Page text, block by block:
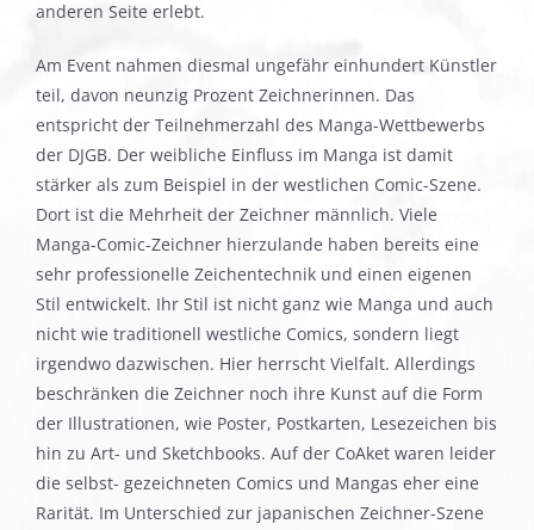
anderen Seite erlebt.
Am Event nahmen diesmal ungefähr einhundert Künstler
teil, davon neunzig Prozent Zeichnerinnen. Das
entspricht der Teilnehmerzahl des Manga-Wettbewerbs
der DJGB. Der weibliche Einfluss im Manga ist damit
stärker als zum Beispiel in der westlichen Comic-Szene.
Dort ist die Mehrheit der Zeichner männlich. Viele
Manga-Comic-Zeichner hierzulande haben bereits eine
sehr professionelle Zeichentechnik und einen eigenen
Stil entwickelt. Ihr Stil ist nicht ganz wie Manga und auch
nicht wie traditionell westliche Comics, sondern liegt
irgendwo dazwischen. Hier herrscht Vielfalt. Allerdings
beschränken die Zeichner noch ihre Kunst auf die Form
der Illustrationen, wie Poster, Postkarten, Lesezeichen bis
hin zu Art- und Sketchbooks. Auf der CoAket waren leider
die selbst- gezeichneten Comics und Mangas eher eine
Rarität. Im Unterschied zur japanischen Zeichner-Szene